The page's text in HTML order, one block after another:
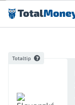
Preskočiť na obsah
Totaltip